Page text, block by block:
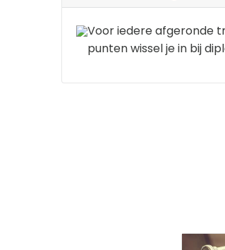
Voor iedere afgeronde
punten wissel je in bij